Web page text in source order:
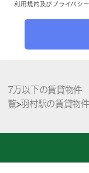
利用規約 及び プライバシ
7万以下の賃貸物件
覧>羽村駅の賃貸物